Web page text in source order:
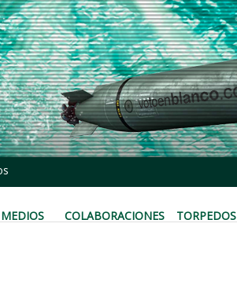
COLABORACIONES TORPEDOS